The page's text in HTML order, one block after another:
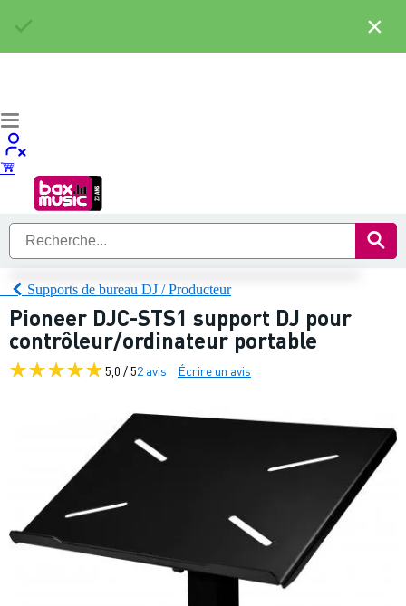
Supports de bureau DJ / Producteur
Pioneer DJC-STS1 support DJ pour
contrôleur/ordinateur portable
5,0 / 52 avis Écrire un avis
×